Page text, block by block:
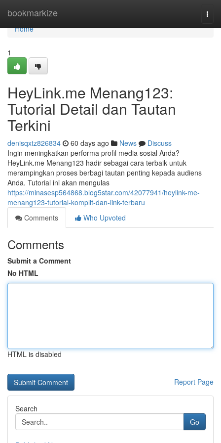
bookmarkize
Home
Home
1
HeyLink.me Menang123:
Tutorial Detail dan Tautan
Terkini
denisqxtz826834 60 days ago News
Discuss
Ingin meningkatkan performa profil media sosial Anda?
HeyLink.me Menang123 hadir sebagai cara terbaik untuk
merampingkan proses berbagi tautan penting kepada audiens
Anda. Tutorial ini akan mengulas
https://minasesp564868.blog5star.com/42077941/heylink-me-
menang123-tutorial-komplit-dan-link-terbaru
Comments
Who Upvoted
Comments
Submit a Comment
No HTML
HTML is disabled
Report Page
Search
Go